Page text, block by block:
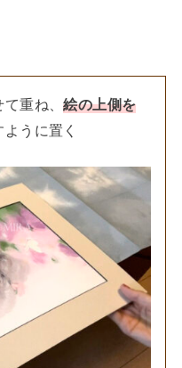
て重ね、絵の上側を
うに置く